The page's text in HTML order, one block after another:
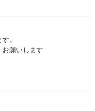
。
お願いします